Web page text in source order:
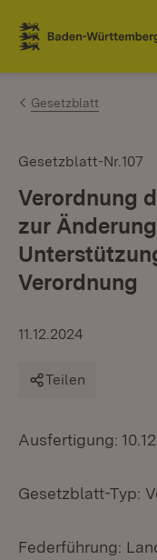
Zum Inhalt
Link zur Startseite
Gesetzblatt
Gesetzblatt-Nr.107
Verordnung
zur
Verordnung
11.12.2024
Teilen
Ausfertigung:
Gesetzblatt-Typ:
Federführung: